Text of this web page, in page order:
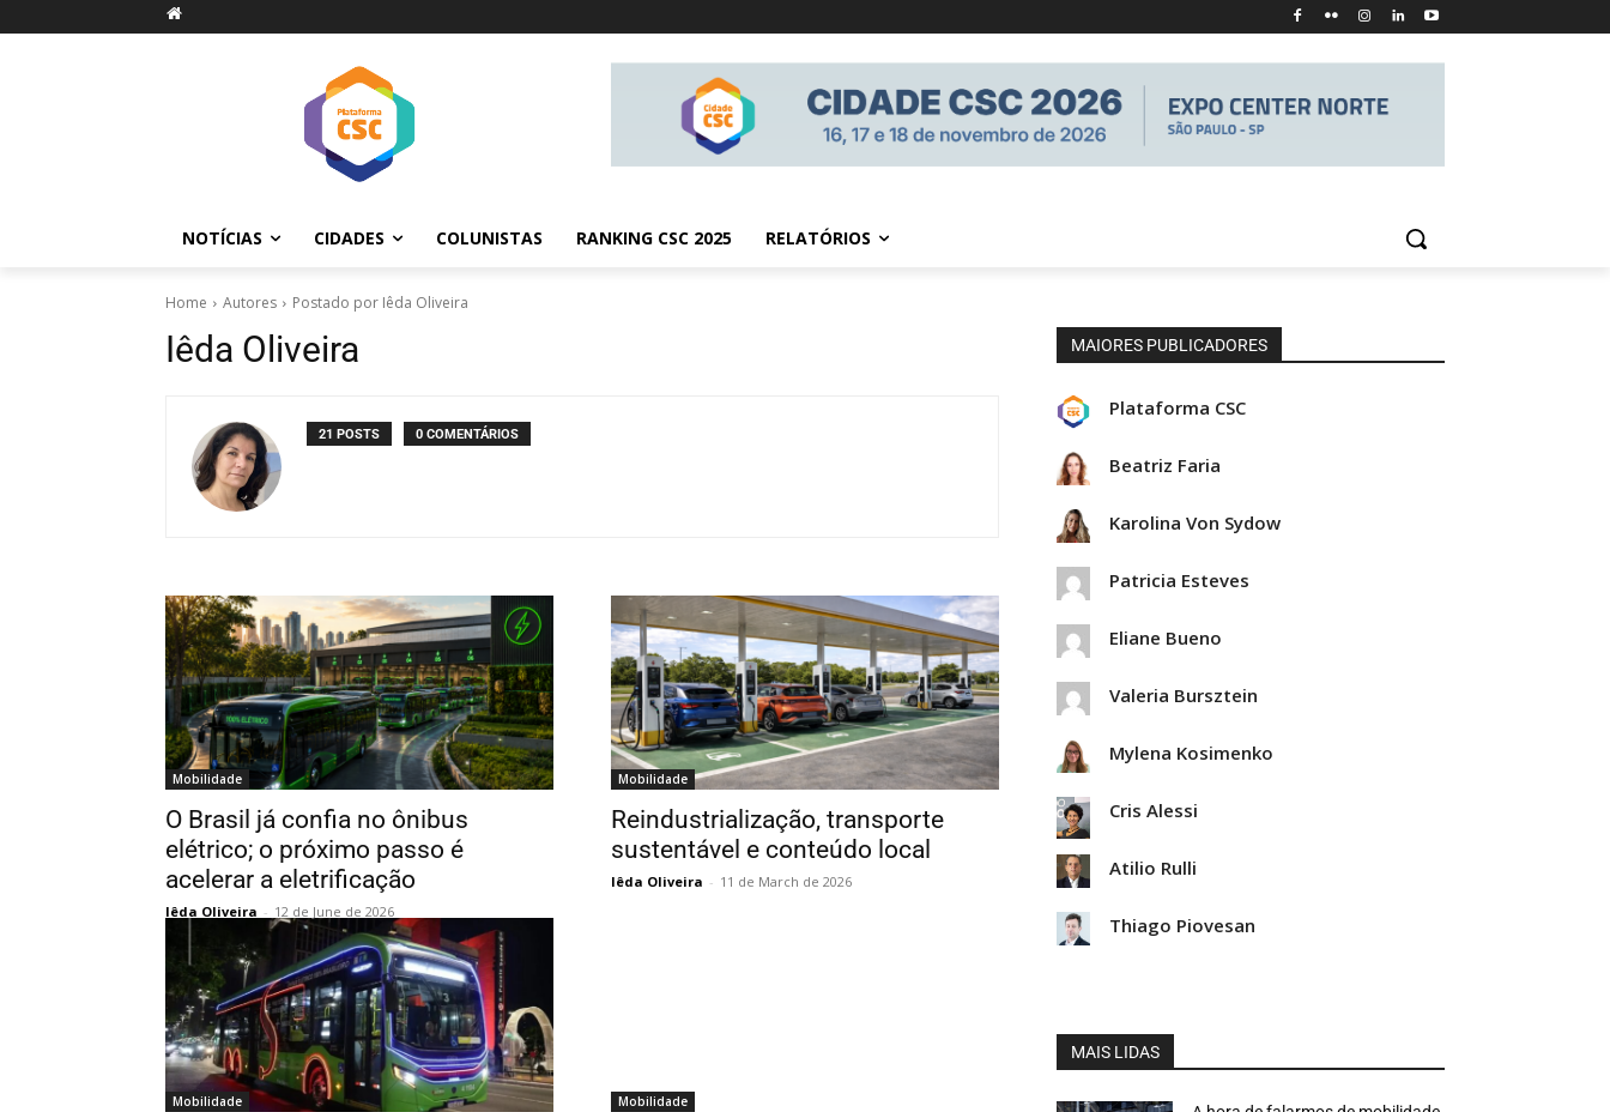
NOTÍCIAS CIDADES COLUNISTAS RANKING CSC 2025 RELATÓRIOS
Home Autores Postado por Iêda Oliveira
Iêda Oliveira
21 POSTS 0 COMENTÁRIOS
Mobilidade
O Brasil já confia no ônibus
elétrico; o próximo passo é
acelerar a eletrificação
Iêda Oliveira - 12 de June de 2026
Mobilidade
Reindustrialização, transporte
sustentável e conteúdo local
Iêda Oliveira - 11 de March de 2026
Mobilidade Mobilidade
MAIORES PUBLICADORES
Plataforma CSC
Beatriz Faria
Karolina Von Sydow
Patricia Esteves
Eliane Bueno
Valeria Bursztein
Mylena Kosimenko
Cris Alessi
Atilio Rulli
Thiago Piovesan
MAIS LIDAS